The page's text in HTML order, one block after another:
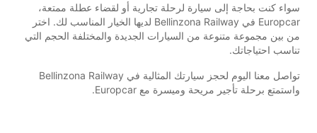
سواء كنت بحاجة إلى سيارة لرحلة تجارية أو لقضاء عطلة ممتعة،
Europcar في Bellinzona Railway لديها الخيار المناسب لك. اختر
من بين مجموعة متنوعة من السيارات الجديدة والمختلفة الحجم التي
تناسب احتياجاتك.
تواصل معنا اليوم لحجز سيارتك المثالية في Bellinzona Railway
واستمتع برحلة تأجير مريحة وميسرة مع Europcar.